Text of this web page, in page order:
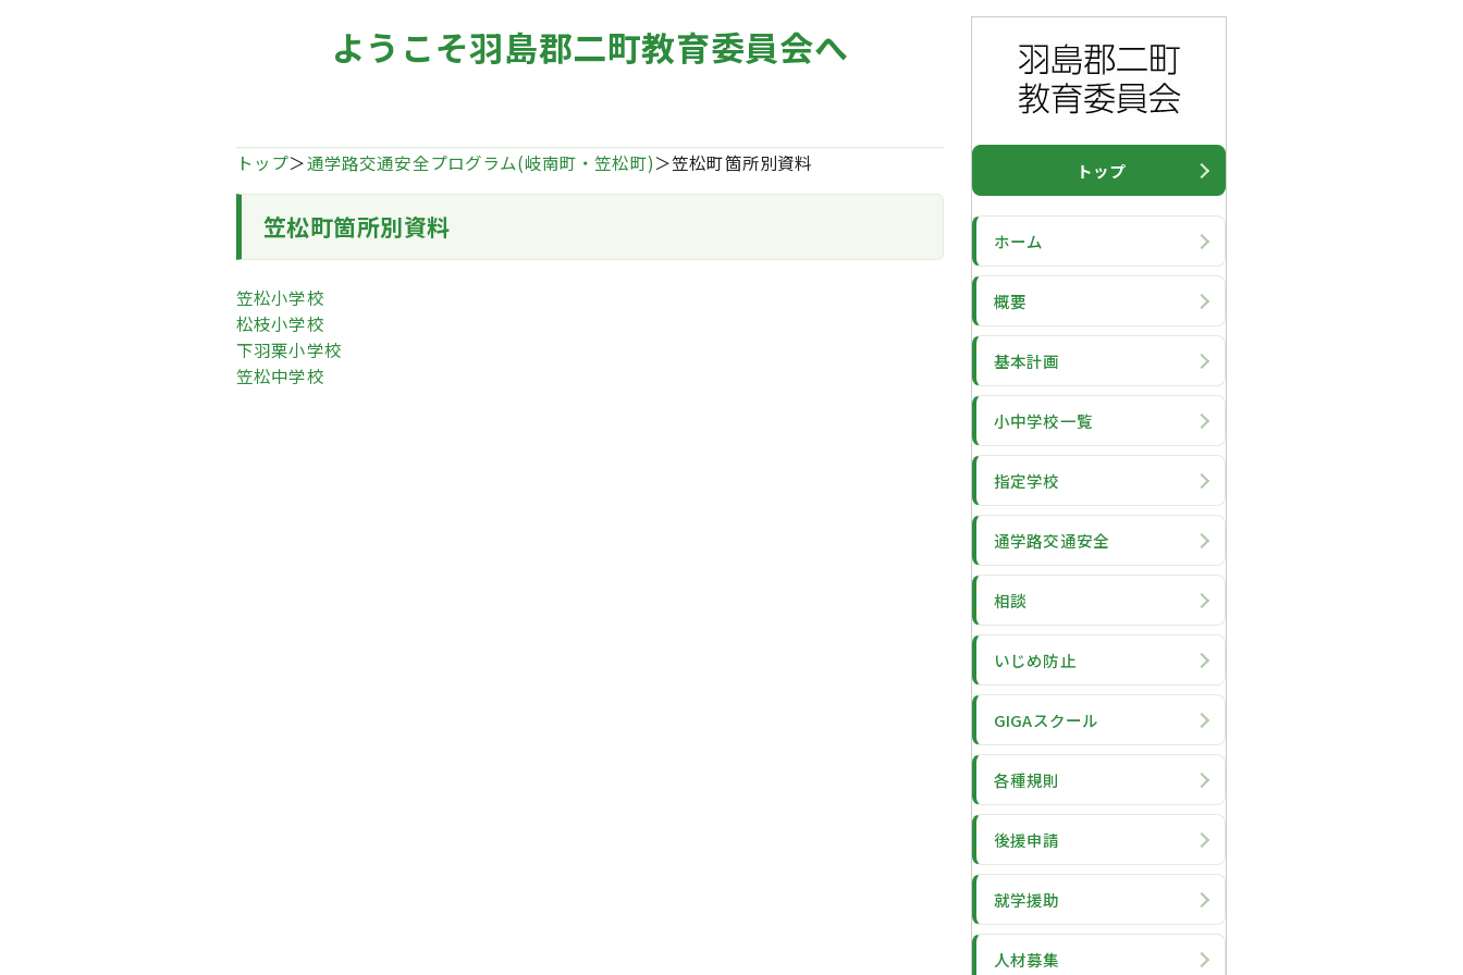
ようこそ羽島郡二町教育委員会へ
トップ＞通学路交通安全プログラム(岐南町・笠松町)＞笠松町箇所別資料
笠松町箇所別資料
笠松小学校
松枝小学校
下羽栗小学校
笠松中学校
トップ
ホーム
概要
基本計画
小中学校一覧
指定学校
通学路交通安全
相談
いじめ防止
GIGAスクール
各種規則
後援申請
就学援助
人材募集